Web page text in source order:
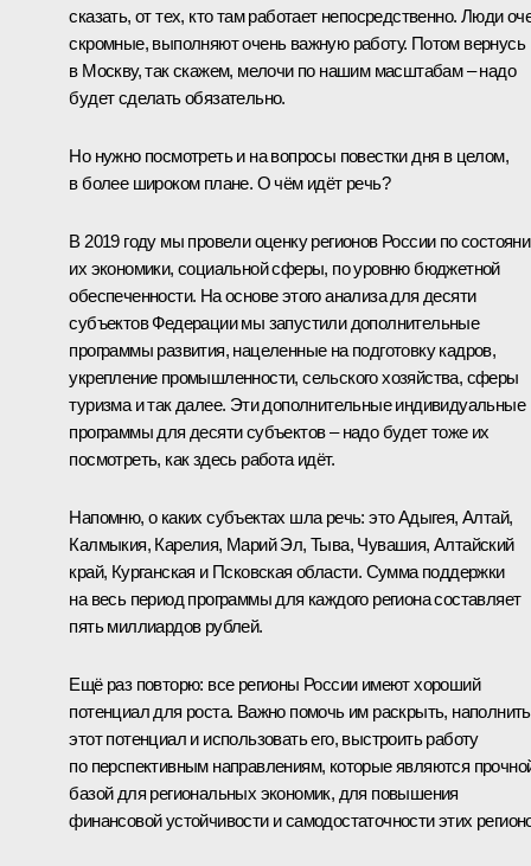
сказать, от тех, кто там работает непосредственно. Люди
скромные, выполняют очень важную работу. Потом вернусь
в Москву, так скажем, мелочи по нашим масштабам – надо
будет сделать обязательно.
Но нужно посмотреть и на вопросы повестки дня в целом,
в более широком плане. О чём идёт речь?
В 2019 году мы провели оценку регионов России по
их экономики, социальной сферы, по уровню бюджетной
обеспеченности. На основе этого анализа для десяти
субъектов Федерации мы запустили дополнительные
программы развития, нацеленные на подготовку кадров,
укрепление промышленности, сельского хозяйства, сферы
туризма и так далее. Эти дополнительные индивидуальные
программы для десяти субъектов – надо будет тоже их
посмотреть, как здесь работа идёт.
Напомню, о каких субъектах шла речь: это Адыгея, Алтай,
Калмыкия, Карелия, Марий Эл, Тыва, Чувашия, Алтайский
край, Курганская и Псковская области. Сумма поддержки
на весь период программы для каждого региона составляет
пять миллиардов рублей.
Ещё раз повторю: все регионы России имеют хороший
потенциал для роста. Важно помочь им раскрыть, наполнить
этот потенциал и использовать его, выстроить работу
по перспективным направлениям, которые являются
базой для региональных экономик, для повышения
финансовой устойчивости и самодостаточности этих